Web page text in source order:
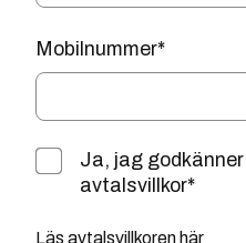
Mobilnummer*
Ja, jag
avtalsvillkor*
Läs avtalsvillkoren här